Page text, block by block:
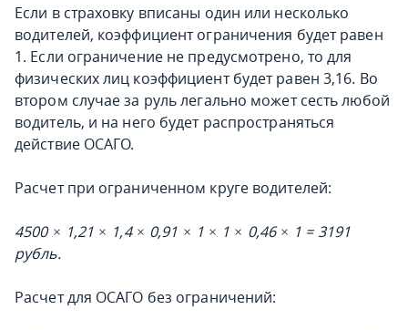
Если в страховку вписаны один или несколько
водителей, коэффициент ограничения будет равен
1. Если ограничение не предусмотрено, то для
физических лиц коэффициент будет равен 3,16. Во
втором случае за руль легально может сесть любой
водитель, и на него будет распространяться
действие ОСАГО.
Расчет при ограниченном круге водителей:
4500 × 1,21 × 1,4 × 0,91 × 1 × 1 × 0,46 × 1 = 3191
рубль.
Расчет для ОСАГО без ограничений: